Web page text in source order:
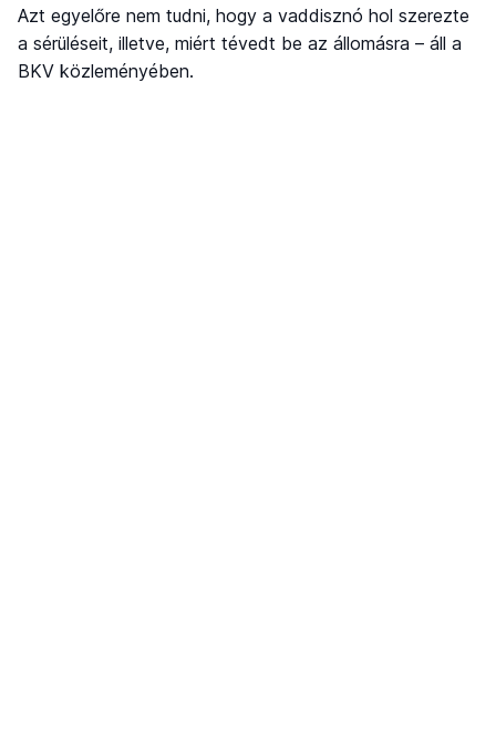
Azt egyelőre nem tudni, hogy a vaddisznó hol szerezte
a sérüléseit, illetve, miért tévedt be az állomásra – áll a
BKV közleményében.